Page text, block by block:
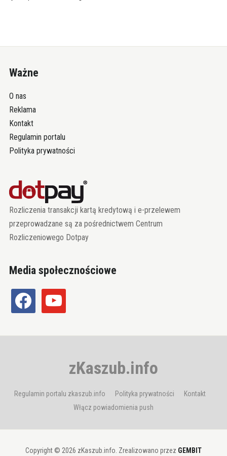
Ważne
O nas
Reklama
Kontakt
Regulamin portalu
Polityka prywatności
Rozliczenia transakcji kartą kredytową i e-przelewem
przeprowadzane są za pośrednictwem Centrum
Rozliczeniowego Dotpay
Media społecznościowe
facebook youtube
zKaszub.info
Regulamin portalu zkaszub.info Polityka prywatności
Kontakt
Włącz powiadomienia push
Copyright © 2026 zKaszub.info. Zrealizowano przez GEMBIT